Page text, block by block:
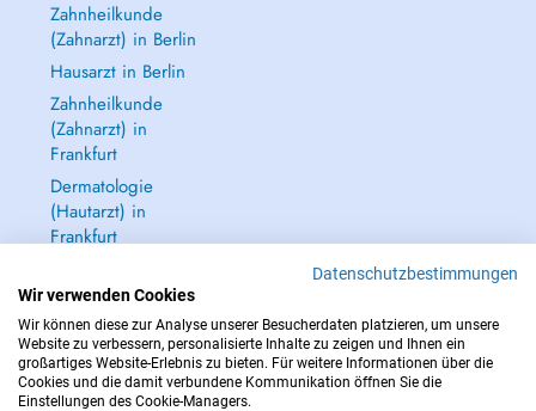
Zahnheilkunde
(Zahnarzt) in Berlin
Hausarzt in Berlin
Zahnheilkunde
(Zahnarzt) in
Frankfurt
Dermatologie
(Hautarzt) in
Frankfurt
IM NOTFALL WENDEN SIE SICH AN : 112
Datenschutzbestimmungen
Wir verwenden Cookies
Wir können diese zur Analyse unserer Besucherdaten platzieren, um unsere
Website zu verbessern, personalisierte Inhalte zu zeigen und Ihnen ein
großartiges Website-Erlebnis zu bieten. Für weitere Informationen über die
Cookies und die damit verbundene Kommunikation öffnen Sie die
Einstellungen des Cookie-Managers.